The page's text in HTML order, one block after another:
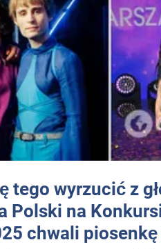
tego wyrzucić z
Polski na
chwali